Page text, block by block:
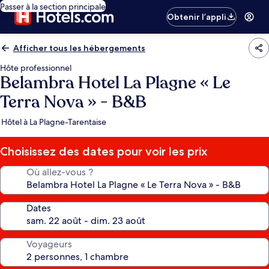
Passer à la section principale
Obtenir l’appli
Afficher tous les hébergements
Hôte professionnel
Belambra Hotel La Plagne « Le
Terra Nova » - B&B
Hôtel à La Plagne-Tarentaise
Choisissez des dates pour voir les prix
Où allez-vous ?
Dates
Voyageurs